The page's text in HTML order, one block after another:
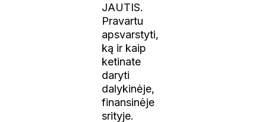
JAUTIS.
Pravartu
apsvarstyti,
ką ir kaip
ketinate
daryti
dalykinėje,
finansinėje
srityje.